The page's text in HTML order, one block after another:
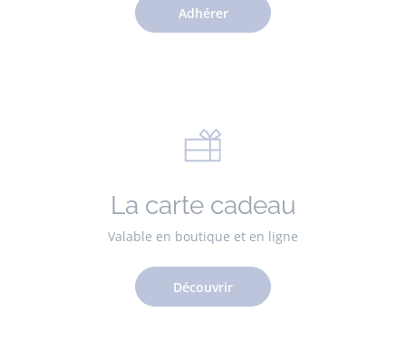
Adhérer
La carte cadeau
Valable en boutique et en ligne
Découvrir